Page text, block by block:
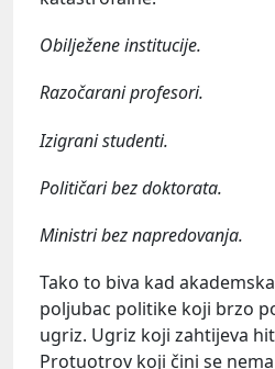
Obilježene institucije.
Razočarani profesori.
Izigrani studenti.
Političari bez doktorata.
Ministri bez napredovanja.
Tako to biva kad
poljubac politike koji brzo
ugriz. Ugriz koji zahtijeva
Protuotrov koji čini se